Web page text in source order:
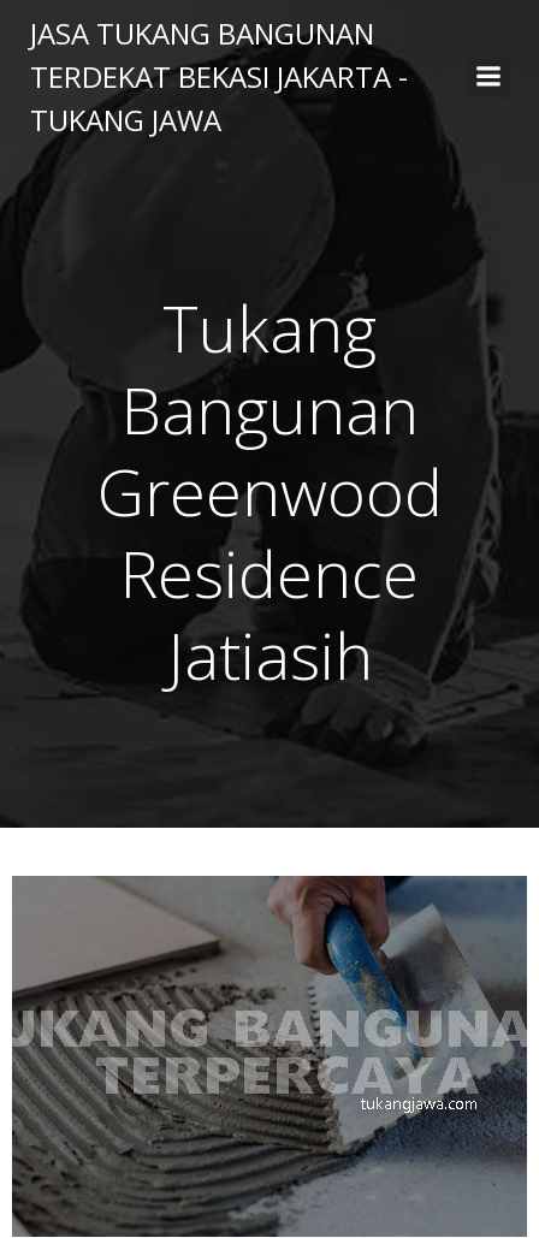
to
content
JASA TUKANG BANGUNAN
TERDEKAT BEKASI JAKARTA -
TUKANG JAWA
Tukang
Bangunan
Greenwood
Residence
Jatiasih